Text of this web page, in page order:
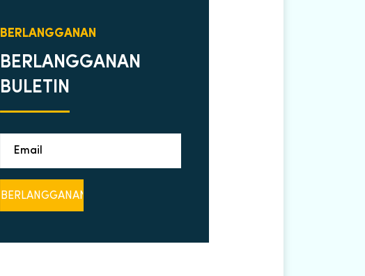
BERLANGGANAN
BERLANGGANAN
BULETIN